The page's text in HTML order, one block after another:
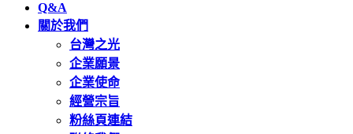
Q&A
關於我們
台灣之光
企業願景
企業使命
經營宗旨
粉絲頁連結